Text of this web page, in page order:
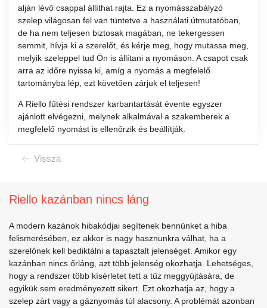
Vissza
alján lévő csappal állíthat rajta. Ez a nyomásszabályzó
szelep világosan fel van tüntetve a használati útmutatóban,
de ha nem teljesen biztosak magában, ne tekergessen
semmit, hívja ki a szerelőt, és kérje meg, hogy mutassa meg,
melyik szeleppel tud Ön is állítani a nyomáson. A csapot csak
arra az időre nyissa ki, amíg a nyomás a megfelelő
tartományba lép, ezt követően zárjuk el teljesen!
A Riello fűtési rendszer karbantartását évente egyszer
ajánlott elvégezni, melynek alkalmával a szakemberek a
megfelelő nyomást is ellenőrzik és beállítják.
Riello kazánban nincs láng
A modern kazánok hibakódjai segítenek bennünket a hiba
felismerésében, ez akkor is nagy hasznunkra válhat, ha a
szerelőnek kell bediktálni a tapasztalt jelenséget. Amikor egy
kazánban nincs őrláng, azt több jelenség okozhatja. Lehetséges,
hogy a rendszer több kísérletet tett a tűz meggyújtására, de
egyikük sem eredményezett sikert. Ezt okozhatja az, hogy a
szelep zárt vagy a gáznyomás túl alacsony. A problémát azonban